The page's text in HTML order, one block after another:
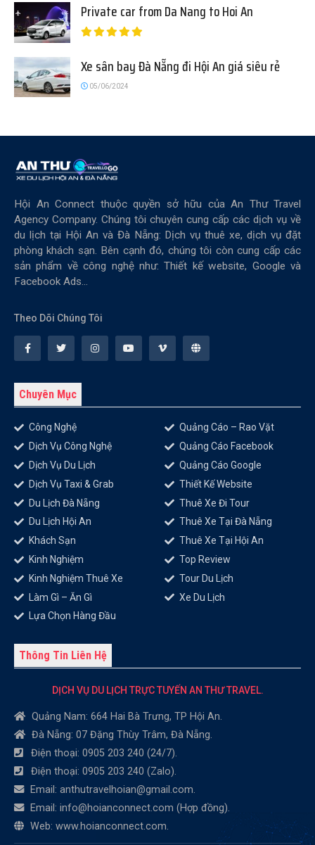
Private car from Da Nang to Hoi An
Xe sân bay Đà Nẵng đi Hội An giá siêu rẻ
05/06/2024
Hội An Connect thuộc quyền sở hữu của An Thư Travel
Agency Company. Chúng tôi chuyên cung cấp các dịch vụ về
du lịch tại Hội An và Đà Nẵng: Dịch vụ thuê xe, dịch vụ đặt
phòng khách sạn. Bên cạnh đó, chúng tôi còn cung cấp các
sản phẩm về công nghệ như: Thiết kế website, Google và
Facebook Ads...
Theo Dõi Chúng Tôi
Chuyên Mục
Công Nghệ
Dịch Vụ Công Nghệ
Dịch Vụ Du Lịch
Dịch Vụ Taxi & Grab
Du Lịch Đà Nẵng
Du Lịch Hội An
Khách Sạn
Kinh Nghiệm
Kinh Nghiệm Thuê Xe
Làm Gì – Ăn Gì
Lựa Chọn Hàng Đầu
Quảng Cáo – Rao Vặt
Quảng Cáo Facebook
Quảng Cáo Google
Thiết Kế Website
Thuê Xe Đi Tour
Thuê Xe Tại Đà Nẵng
Thuê Xe Tại Hội An
Top Review
Tour Du Lịch
Xe Du Lịch
Thông Tin Liên Hệ
DỊCH VỤ DU LỊCH TRỰC TUYẾN AN THƯ TRAVEL.
Quảng Nam: 664 Hai Bà Trưng, TP Hội An.
Đà Nẵng: 07 Đặng Thùy Trâm, Đà Nẵng.
Điện thoại: 0905 203 240 (24/7).
Điện thoại: 0905 203 240 (Zalo).
Email: anthutravelhoian@gmail.com.
Email: info@hoianconnect.com (Hợp đồng).
Web: www.hoianconnect.com.